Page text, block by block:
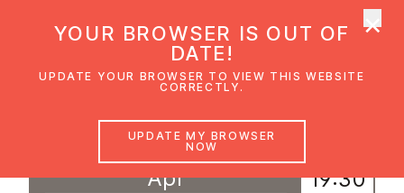
17
Apr 19:30
YOUR BROWSER IS OUT OF
DATE!
UPDATE YOUR BROWSER TO VIEW THIS WEBSITE
CORRECTLY.
UPDATE MY BROWSER
NOW
×